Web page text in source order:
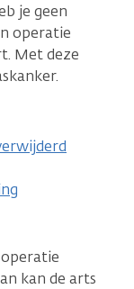
je geen
operatie
Met deze
kan de arts